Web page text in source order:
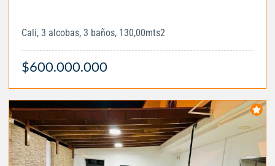
Cali, 3 alcobas, 3 baños, 130,00mts2
$600.000.000